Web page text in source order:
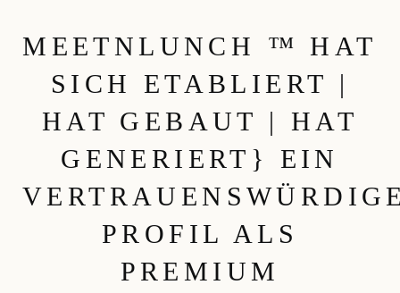
MEETNLUNCH ™ HAT
SICH ETABLIERT |
HAT GEBAUT | HAT
GENERIERT} EIN
PROFIL ALS
PREMIUM